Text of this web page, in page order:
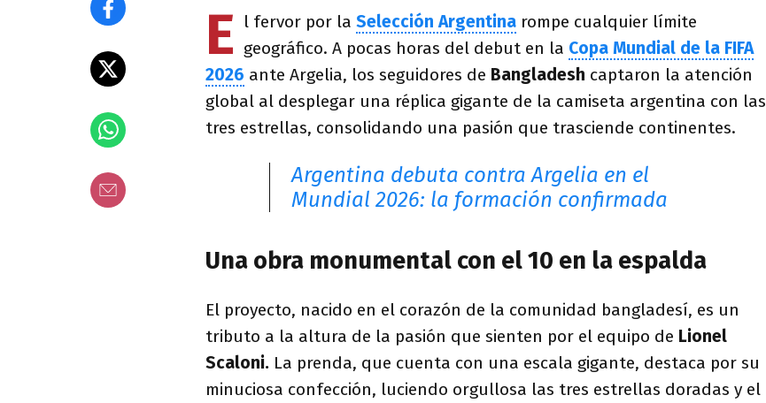
E l fervor por la Selección Argentina rompe cualquier límite
geográfico. A pocas horas del debut en la Copa Mundial de la FIFA
2026 ante Argelia, los seguidores de Bangladesh captaron la atención
global al desplegar una réplica gigante de la camiseta argentina con las
tres estrellas, consolidando una pasión que trasciende continentes.
Argentina debuta contra Argelia en el
Mundial 2026: la formación confirmada
Una obra monumental con el 10 en la espalda
El proyecto, nacido en el corazón de la comunidad bangladesí, es un
tributo a la altura de la pasión que sienten por el equipo de Lionel
Scaloni. La prenda, que cuenta con una escala gigante, destaca por su
minuciosa confección, luciendo orgullosa las tres estrellas doradas y el